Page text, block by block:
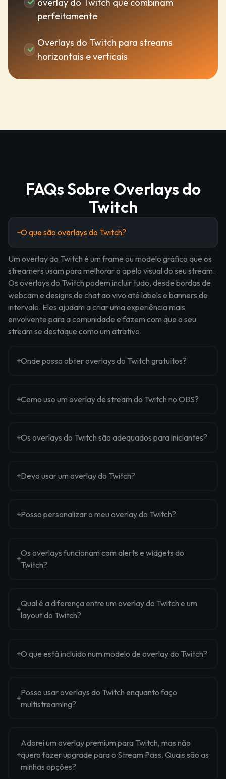
perfeitamente
Overlays do Twitch para streams
horizontais e verticais
FAQs Sobre Overlays do
Twitch
O que são overlays do Twitch?
Um overlay do Twitch é um frame ou modelo gráfico que os
streamers usam para melhorar o apelo visual do seu stream.
Os overlays do Twitch podem incluir tudo, desde bordas de
webcam e designs de chat ao vivo até labels e banners de
intervalo. Eles ajudam a criar uma experiência mais
envolvente para a comunidade e fazem com que o seu
stream se destaque como um atrativo.
Onde posso obter overlays do Twitch gratuitos?
Como uso um overlay de stream do Twitch no OBS?
Os overlays do Twitch são adequados para iniciantes?
Devo usar um overlay do Twitch?
Posso personalizar o meu overlay do Twitch?
Os overlays funcionam com alerts e widgets do
Twitch?
Qual é a diferença entre um overlay do Twitch e um
layout do Twitch?
O que está incluído num modelo de overlay do Twitch?
Posso usar overlays do Twitch enquanto faço
multistreaming?
Adorei um overlay premium para Twitch, mas não
quero fazer upgrade para o Stream Pass. Quais são as
minhas opções?